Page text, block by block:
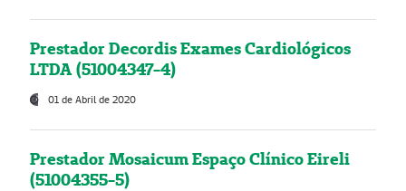
Prestador Decordis Exames Cardiológicos
LTDA (51004347-4)
01 de Abril de 2020
Prestador Mosaicum Espaço Clínico Eireli
(51004355-5)